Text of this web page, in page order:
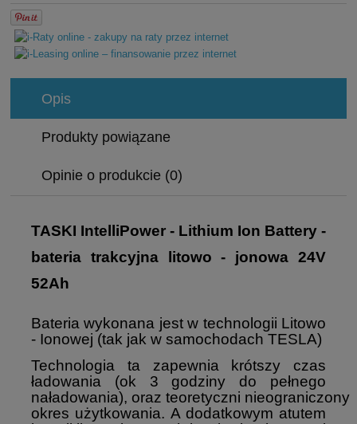
Opis
Produkty powiązane
Opinie o produkcie (0)
TASKI IntelliPower - Lithium Ion Battery -
bateria trakcyjna litowo - jonowa 24V
52Ah
Bateria wykonana jest w technologii Litowo
- Ionowej (tak jak w samochodach TESLA)
Technologia ta zapewnia krótszy czas
ładowania (ok 3 godziny do pełnego
naładowania), oraz teoretyczni nieograniczony
okres użytkowania. A dodatkowym atutem